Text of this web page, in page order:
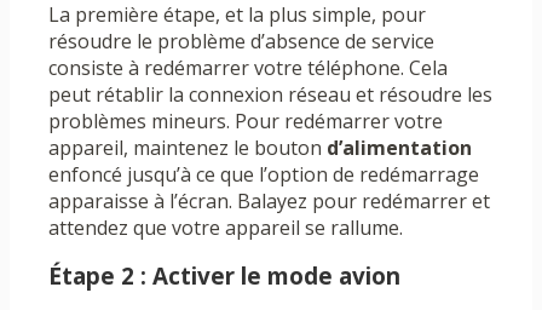
La première étape, et la plus simple, pour
résoudre le problème d’absence de service
consiste à redémarrer votre téléphone. Cela
peut rétablir la connexion réseau et résoudre les
problèmes mineurs. Pour redémarrer votre
appareil, maintenez le bouton d’alimentation
enfoncé jusqu’à ce que l’option de redémarrage
apparaisse à l’écran. Balayez pour redémarrer et
attendez que votre appareil se rallume.
Étape 2 : Activer le mode avion